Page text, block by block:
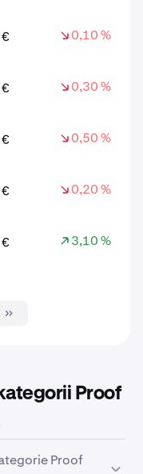
0,10 %
0,30 %
0,50 %
0,20 %
3,10 %
Proof
Proof